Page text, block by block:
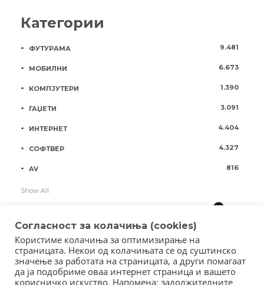
Категории
ФУТУРАМА 9.481
МОБИЛНИ 6.673
КОМПЈУТЕРИ 1.390
ГАЏЕТИ 3.091
ИНТЕРНЕТ 4.404
СОФТВЕР 4.327
AV 816
Show All
Согласност за колачиња (cookies)
Користиме колачиња за оптимизирање на
страницата. Некои од колачињата се од суштинско
значење за работата на страницата, а други помагаат
да ја подобриме оваа интернет страница и вашето
корисничко искуство. Напомена: задолжителните